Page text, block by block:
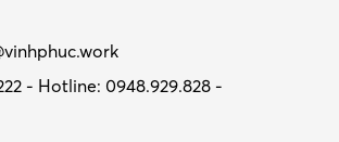
– Quà tặng
- Hotline: 0948.929.828 -